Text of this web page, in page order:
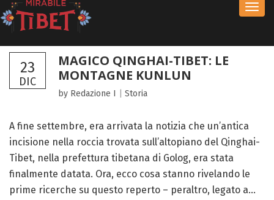
23
DIC
MAGICO QINGHAI-TIBET: LE
MONTAGNE KUNLUN
by Redazione I Storia
A fine settembre, era arrivata la notizia che un’antica
incisione nella roccia trovata sull’altopiano del Qinghai-
Tibet, nella prefettura tibetana di Golog, era stata
finalmente datata. Ora, ecco cosa stanno rivelando le
prime ricerche su questo reperto – peraltro, legato a...